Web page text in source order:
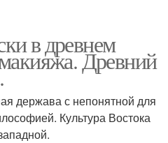
в древнем
Древний
держава с непонятной для
Культура Востока